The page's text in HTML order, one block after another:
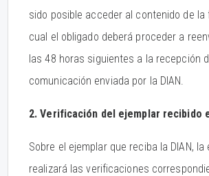
sido posible acceder al contenido de la
cual el obligado deberá proceder a
las 48 horas siguientes a la recepción
comunicación enviada por la DIAN.
2. Verificación del ejemplar recibido
Sobre el ejemplar que reciba la DIAN, la
realizará las verificaciones